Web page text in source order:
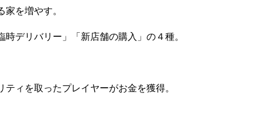
を増やす。
デリバリー」「新店舗の購入」の４種。
ィを取ったプレイヤーがお金を獲得。